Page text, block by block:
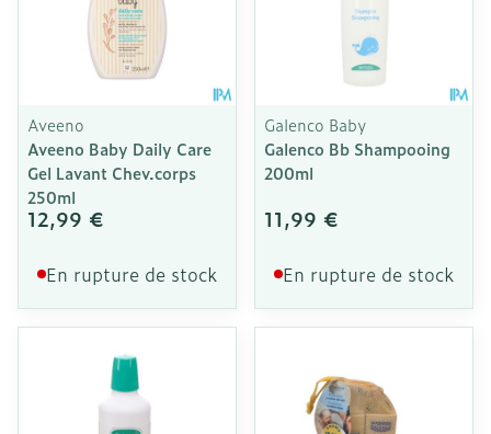
Aveeno
Aveeno Baby Daily Care
Gel Lavant Chev.corps
250ml
12,99 €
En rupture de stock
Galenco Baby
Galenco Bb Shampooing
200ml
11,99 €
En rupture de stock